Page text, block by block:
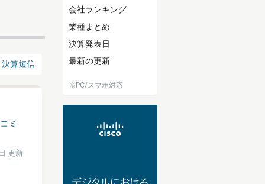
決算短信
ミ
更新
会社ランキング
業種まとめ
決算発表日
最新の更新
※PC/スマホ対応